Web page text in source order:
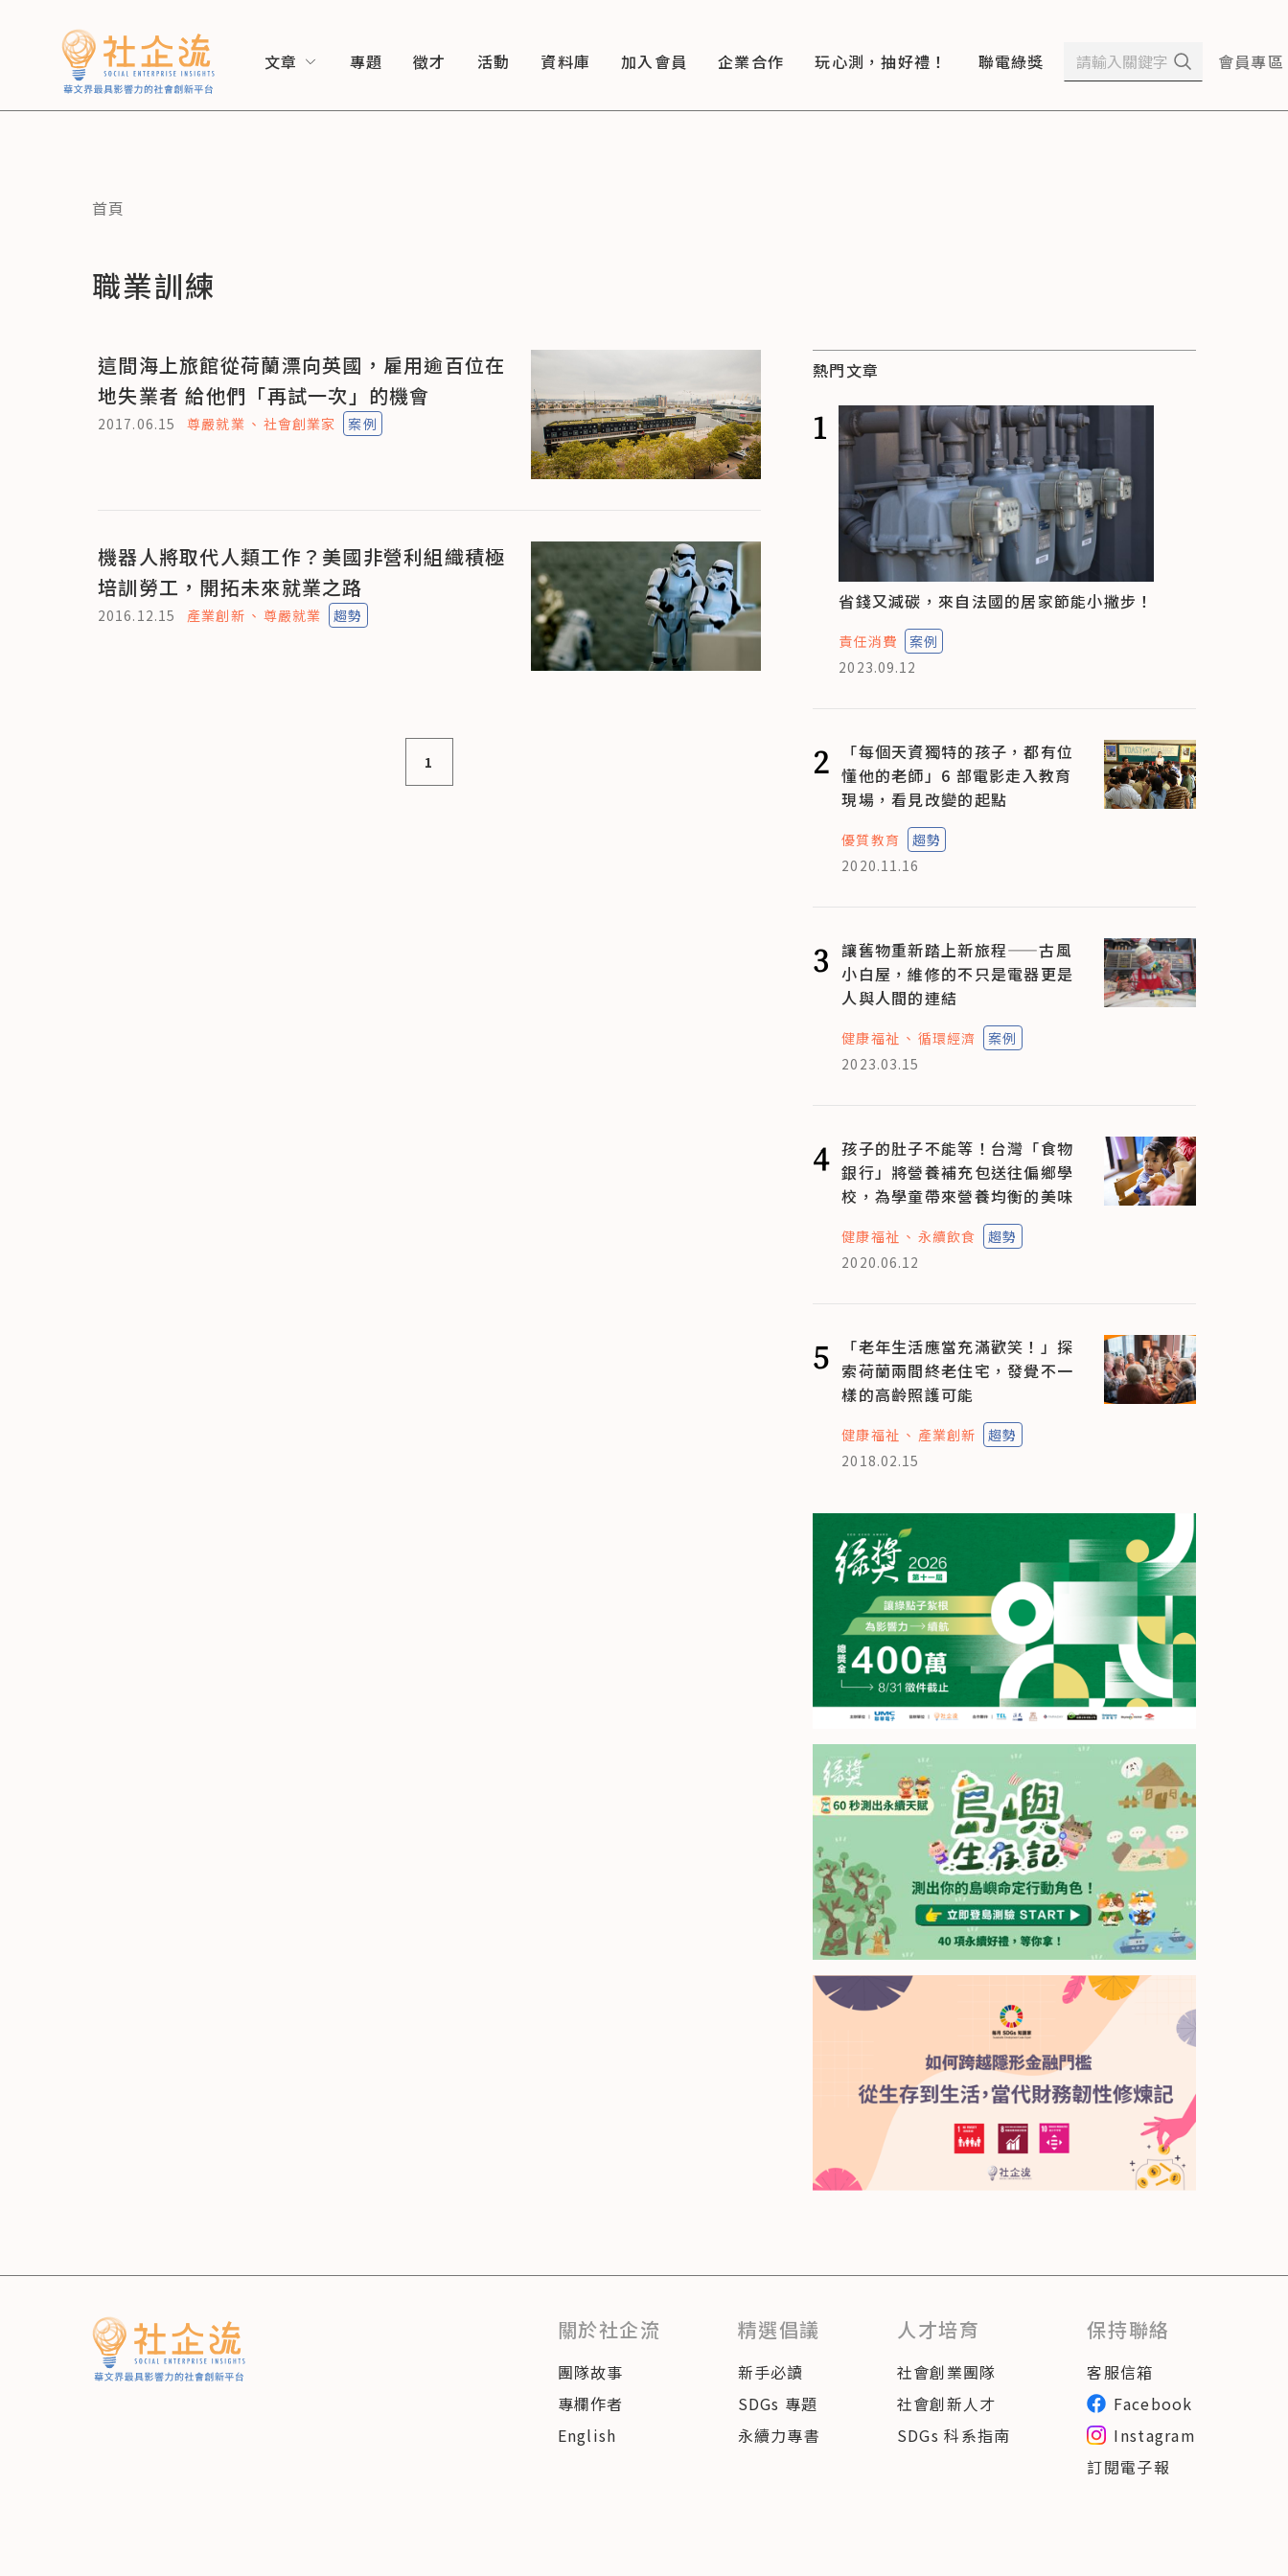
文章 專題 徵才 活動 資料庫 加入會員 企業合作 玩心測，抽好禮！ 聯電綠獎 會員專區
首頁
職業訓練
這間海上旅館從荷蘭漂向英國，雇用逾百位在
地失業者 給他們「再試一次」的機會
2017.06.15 尊嚴就業 社會創業家 案例
機器人將取代人類工作？美國非營利組織積極
培訓勞工，開拓未來就業之路
2016.12.15 產業創新 尊嚴就業 趨勢
1
熱門文章
1
省錢又減碳，來自法國的居家節能小撇步！
責任消費
案例
2023.09.12
2
「每個天資獨特的孩子，都有位
懂他的老師」6 部電影走入教育
現場，看見改變的起點
優質教育
趨勢
2020.11.16
3
讓舊物重新踏上新旅程——古風
小白屋，維修的不只是電器更是
人與人間的連結
健康福祉 循環經濟
案例
2023.03.15
4 孩子的肚子不能等！台灣「食物
銀行」將營養補充包送往偏鄉學
校，為學童帶來營養均衡的美味
健康福祉 永續飲食
趨勢
2020.06.12
5
「老年生活應當充滿歡笑！」探
索荷蘭兩間終老住宅，發覺不一
樣的高齡照護可能
健康福祉 產業創新
趨勢
2018.02.15
關於社企流
團隊故事
專欄作者
English
精選倡議
新手必讀
SDGs 專題
永續力專書
人才培育
社會創業團隊
社會創新人才
SDGs 科系指南
保持聯絡
客服信箱
Facebook
Instagram
訂閱電子報